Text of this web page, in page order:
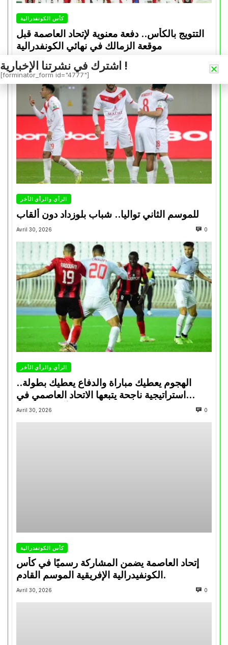
كأس الكونفدرالية
التتويج بالكأس.. دفعة معنوية لإتحاد العاصمة قبل
موقعة الزمالك في نهائي الكونفدرالية
Avril 30, 2026
الرأي والرأي الأخر
للموسم الثاني تواليا.. شباب بلوزداد دون ألقاب
Avril 30, 2026 0
الرأي والرأي الأخر
الهجوم يعطيك مباراة والدفاع يعطيك بطولة..
استراتيجية ناجحة يتبعها الاتحاد العاصمي في
تتويجاته آخر السنوات
Avril 30, 2026 0
كأس الكونفدرالية
إتحاد العاصمة يضمن المشاركة رسميًا في كأس
الكونفيدرالية الإفريقية الموسم القادم.
Avril 30, 2026 0
اشترك في نشرتنا الإخبارية !
[forminator_form id="4777"]